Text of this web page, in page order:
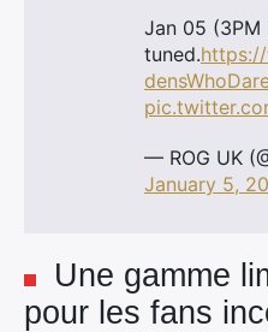
Jan 05 (3PM
tuned.
— ROG UK
January 5,
Une gamme
pour les fans